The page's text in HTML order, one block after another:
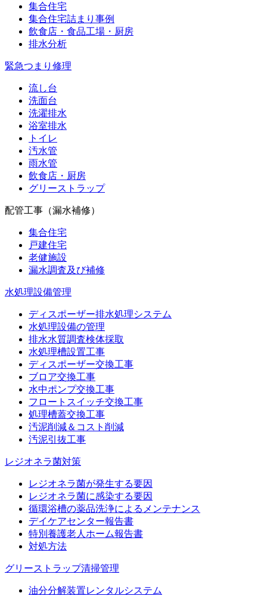
集合住宅
集合住宅詰まり事例
飲食店・食品工場・厨房
排水分析
緊急つまり修理
流し台
洗面台
洗濯排水
浴室排水
トイレ
汚水管
雨水管
飲食店・厨房
グリーストラップ
配管工事（漏水補修）
集合住宅
戸建住宅
老健施設
漏水調査及び補修
水処理設備管理
ディスポーザー排水処理システム
水処理設備の管理
排水水質調査検体採取
水処理槽設置工事
ディスポーザー交換工事
ブロア交換工事
水中ポンプ交換工事
フロートスイッチ交換工事
処理槽蓋交換工事
汚泥削減＆コスト削減
汚泥引抜工事
レジオネラ菌対策
レジオネラ菌が発生する要因
レジオネラ菌に感染する要因
循環浴槽の薬品洗浄によるメンテナンス
デイケアセンター報告書
特別養護老人ホーム報告書
対処方法
グリーストラップ清掃管理
油分分解装置レンタルシステム